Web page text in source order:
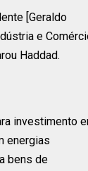
[Geraldo
e
Haddad.
investimento
energias
bens de